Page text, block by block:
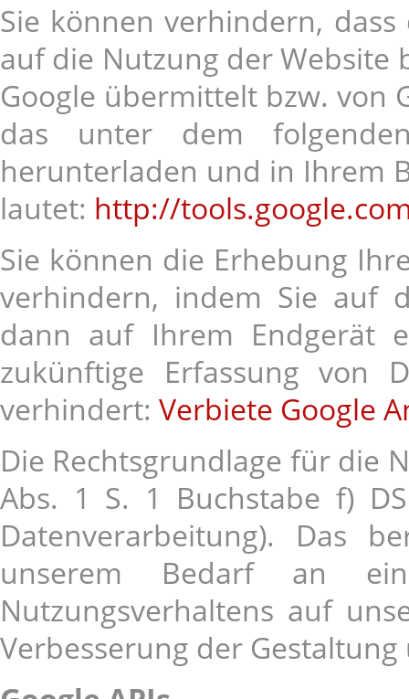
Sie können verhindern,
auf die Nutzung der Website
Google übermittelt bzw. von
das unter dem
herunterladen und in Ihrem
lautet: http://
Sie können die Erhebung
verhindern, indem Sie auf
dann auf Ihrem Endgerät
zukünftige Erfassung von
verhindert: Verbiete Google
Die Rechtsgrundlage für die
Abs. 1 S. 1 Buchstabe f)
Datenverarbeitung). Das
unserem Bedarf an
Nutzungsverhaltens auf
Verbesserung der